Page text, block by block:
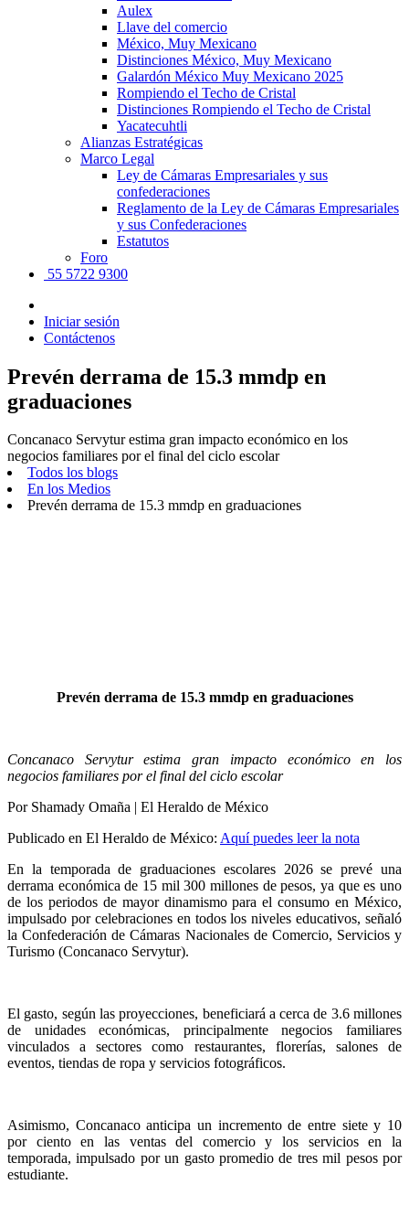
Aulex
Llave del comercio
México, Muy Mexicano
Distinciones México, Muy Mexicano
Galardón México Muy Mexicano 2025
Rompiendo el Techo de Cristal
Distinciones Rompiendo el Techo de Cristal
Yacatecuhtli
Alianzas Estratégicas
Marco Legal
Ley de Cámaras Empresariales y sus
confederaciones
Reglamento de la Ley de Cámaras Empresariales
y sus Confederaciones
Estatutos
Foro
55 5722 9300
Iniciar sesión
Contáctenos
Prevén derrama de 15.3 mmdp en
graduaciones
Concanaco Servytur estima gran impacto económico en los
negocios familiares por el final del ciclo escolar
Todos los blogs
En los Medios
Prevén derrama de 15.3 mmdp en graduaciones
Prevén derrama de 15.3 mmdp en graduaciones
Concanaco Servytur estima gran impacto económico en los
negocios familiares por el final del ciclo escolar
Por Shamady Omaña | El Heraldo de México
Publicado en El Heraldo de México: Aquí puedes leer la nota
En la temporada de graduaciones escolares 2026 se prevé una
derrama económica de 15 mil 300 millones de pesos, ya que es uno
de los periodos de mayor dinamismo para el consumo en México,
impulsado por celebraciones en todos los niveles educativos, señaló
la Confederación de Cámaras Nacionales de Comercio, Servicios y
Turismo (Concanaco Servytur).
El gasto, según las proyecciones, beneficiará a cerca de 3.6 millones
de unidades económicas, principalmente negocios familiares
vinculados a sectores como restaurantes, florerías, salones de
eventos, tiendas de ropa y servicios fotográficos.
Asimismo, Concanaco anticipa un incremento de entre siete y 10
por ciento en las ventas del comercio y los servicios en la
temporada, impulsado por un gasto promedio de tres mil pesos por
estudiante.